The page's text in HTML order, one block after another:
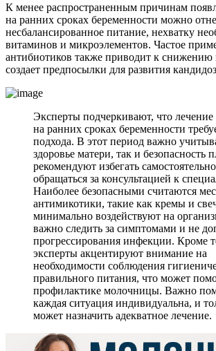
К менее распространенным причинам
на ранних сроках беременности можно
несбалансированное питание, нехватку
витаминов и микроэлементов. Частое
антибиотиков также приводит к снижению
создает предпосылки для развития
Эксперты подчеркивают, что
на ранних сроках беременности
подхода. В этот период важно
здоровье матери, так и безопасность
рекомендуют избегать
обращаться за консультацией к
Наиболее безопасными считаются
антимикотики, такие как кремы и
минимально воздействуют на
важно следить за симптомами и не
прогрессирования инфекции. Кроме
эксперты акцентируют внимание на
необходимости соблюдения
правильного питания, что может
профилактике молочницы. Важно
каждая ситуация индивидуальна, и
может назначить адекватное лечение.